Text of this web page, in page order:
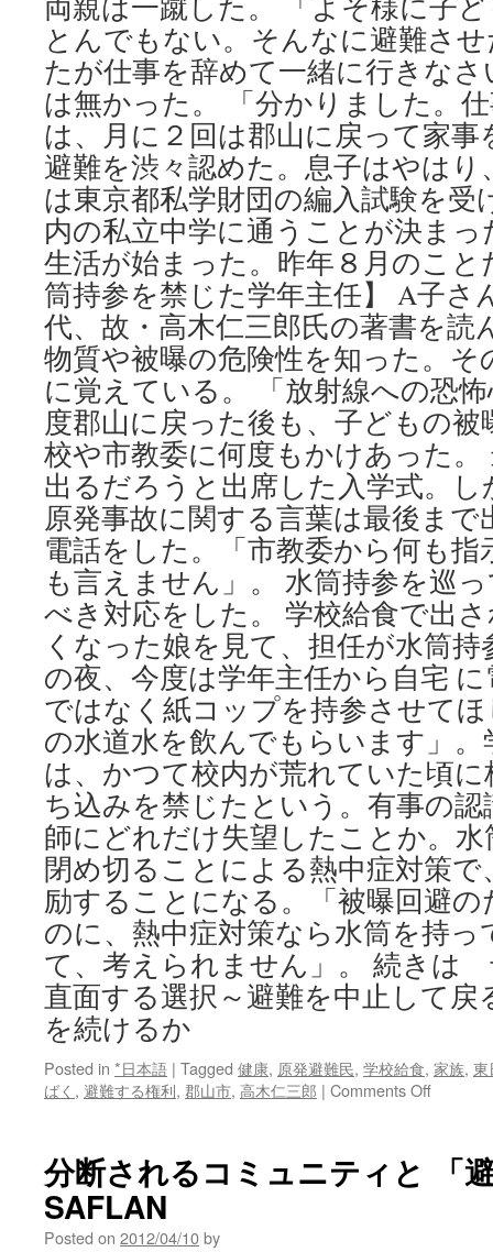
とんでもない。そんなに避難さ
たが仕事を辞めて一緒に行きな
は無かった。 「分かりました。
は、月に２回は郡山に戻って家
避難を渋々認めた。息子はやは
は東京都私学財団の編入試験を受
内の私立中学に通うことが決ま
生活が始まった。昨年８月のこと
筒持参を禁じた学年主任】 A子さ
代、故・高木仁三郎氏の著書を読
物質や被曝の危険性を知った。そ
に覚えている。 「放射線への恐
度郡山に戻った後も、子どもの
校や市教委に何度もかけあった。
出るだろうと出席した入学式。
原発事故に関する言葉は最後ま
電話をした。「市教委から何も
も言えません」。 水筒持参を巡
べき対応をした。 学校給食で出
くなった娘を見て、担任が水筒
の夜、今度は学年主任から自宅
ではなく紙コップを持参させて
の水道水を飲んでもらいます」
は、かつて校内が荒れていた頃
ち込みを禁じたという。有事の
師にどれだけ失望したことか。
閉め切ることによる熱中症対策で
励することになる。「被曝回避
のに、熱中症対策なら水筒を持
て、考えられません」。 続きは
直面する選択～避難を中止して戻
を続けるか
Posted in *日本語 | Tagged 健康, 原発避難民, 学校給食, 家族, 東
ばく , 避難する権利, 郡山市, 高木仁三郎 | Comments Offon
分断されるコミュニティと 「
SAFLAN
Posted on 2012/04/10by